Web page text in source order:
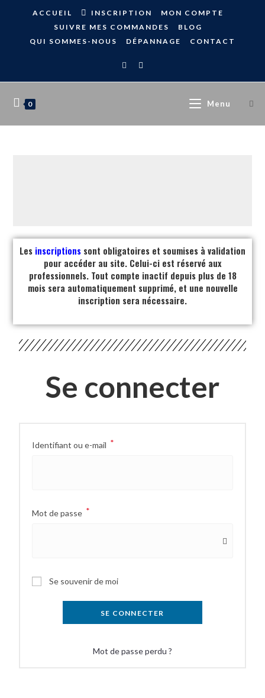
ACCUEIL INSCRIPTION
MON COMPTE
SUIVRE MES COMMANDES
BLOG
QUI SOMMES-NOUS
DÉPANNAGE CONTACT
0 Menu
Les inscriptions sont obligatoires et soumises à validation
pour accéder au site. Celui-ci est réservé aux
professionnels. Tout compte inactif depuis plus de 18
mois sera automatiquement supprimé, et une nouvelle
inscription sera nécessaire.
Se connecter
Identifiant ou e-mail *
Mot de passe *
Se souvenir de moi
SE CONNECTER
Mot de passe perdu ?